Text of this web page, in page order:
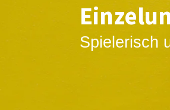
Spielerisch